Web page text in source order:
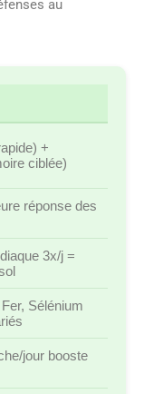
au
+
ciblée)
réponse des
3x/j =
Sélénium
jour booste